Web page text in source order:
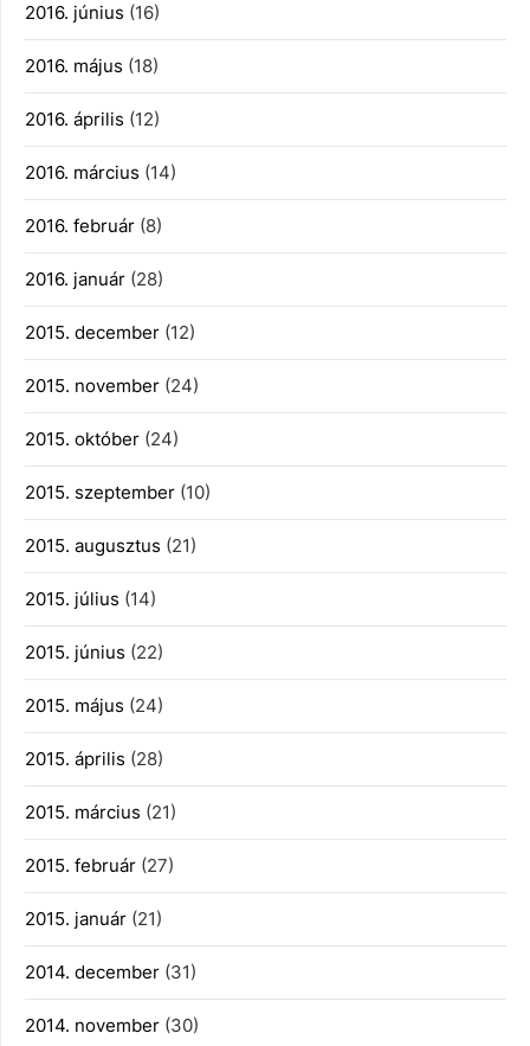
2016. június (16)
2016. május (18)
2016. április (12)
2016. március (14)
2016. február (8)
2016. január (28)
2015. december (12)
2015. november (24)
2015. október (24)
2015. szeptember (10)
2015. augusztus (21)
2015. július (14)
2015. június (22)
2015. május (24)
2015. április (28)
2015. március (21)
2015. február (27)
2015. január (21)
2014. december (31)
2014. november (30)